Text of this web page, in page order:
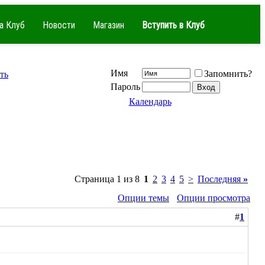
Клуб Новости Магазин Вступить в Клуб
Имя
Запомнить?
Пароль
Календарь
Страница 1 из 8 1 2 3 4 5 > Последняя »
Опции темы
Опции просмотра
#1